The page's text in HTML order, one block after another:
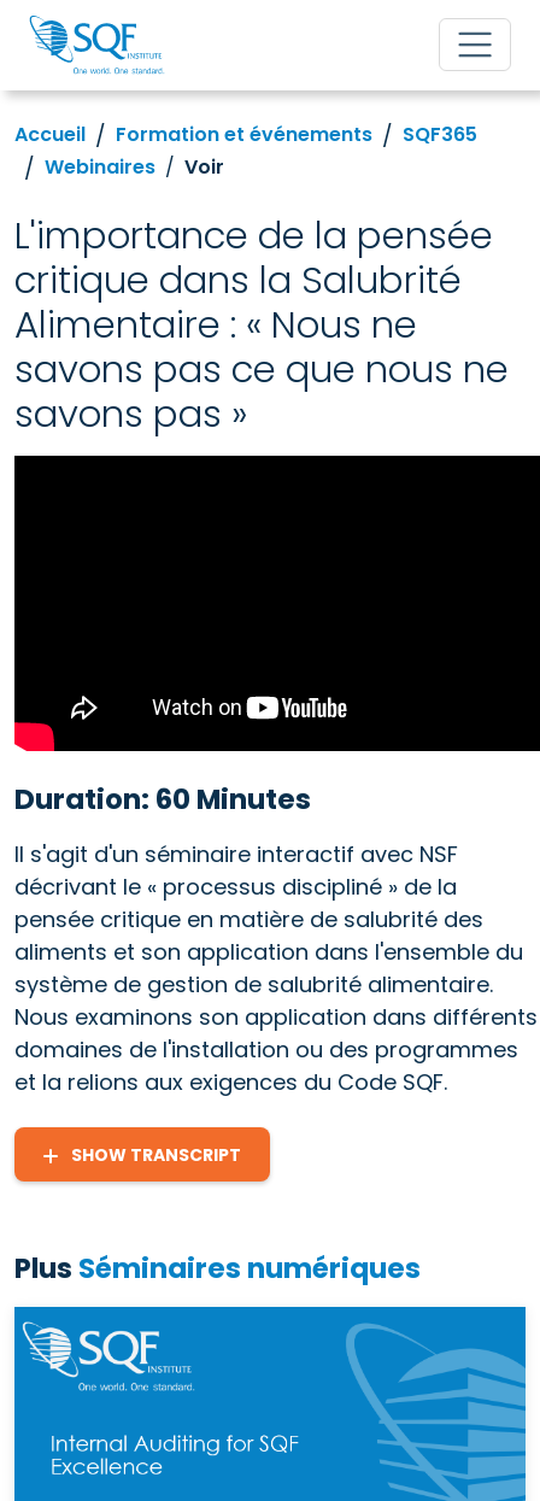
Accueil Formation et événements
SQF365
Webinaires
Voir
L'importance de la pensée
critique dans la Salubrité
Alimentaire : « Nous ne
savons pas ce que nous ne
savons pas »
Duration: 60 Minutes
Il s'agit d'un séminaire interactif avec NSF
décrivant le « processus discipliné » de la
pensée critique en matière de salubrité des
aliments et son application dans l'ensemble du
système de gestion de salubrité alimentaire.
Nous examinons son application dans différents
domaines de l'installation ou des programmes
et la relions aux exigences du Code SQF.
SHOW TRANSCRIPT
Plus Séminaires numériques